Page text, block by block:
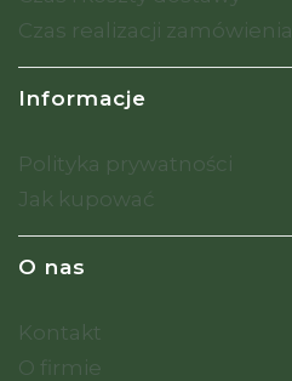
Czas realizacji zamówienia
Informacje
Polityka prywatności
Jak kupować
O nas
Kontakt
O firmie